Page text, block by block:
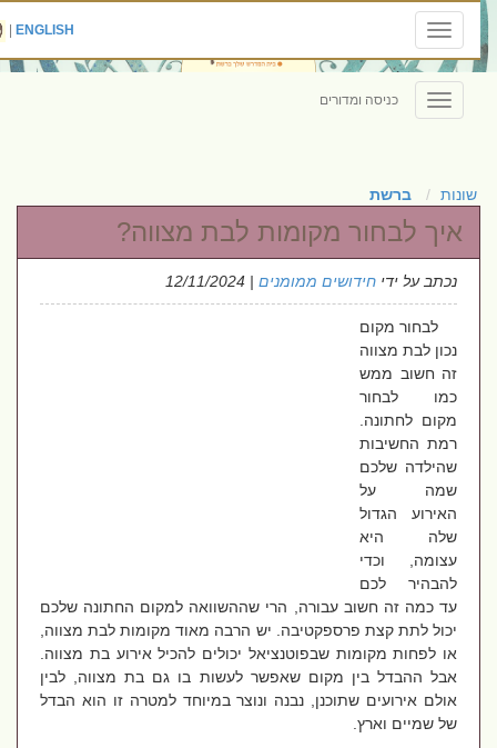
Toggle
navigation
ENGLISH
|
Toggle
navigation
כניסה ומדורים
שונות ברשת
איך לבחור מקומות לבת מצווה?
נכתב על ידיחידושים ממומנים| 12/11/2024
לבחור מקום
נכון לבת מצווה
זה חשוב ממש
כמו לבחור
מקום לחתונה.
רמת החשיבות
שהילדה שלכם
שמה על
האירוע הגדול
שלה היא
עצומה, וכדי
להבהיר לכם
עד כמה זה חשוב עבורה, הרי שההשוואה למקום החתונה שלכם
יכול לתת קצת פרספקטיבה. יש הרבה מאוד מקומות לבת מצווה,
או לפחות מקומות שבפוטנציאל יכולים להכיל אירוע בת מצווה.
אבל ההבדל בין מקום שאפשר לעשות בו גם בת מצווה, לבין
אולם אירועים שתוכנן, נבנה ונוצר במיוחד למטרה זו הוא הבדל
של שמיים וארץ.